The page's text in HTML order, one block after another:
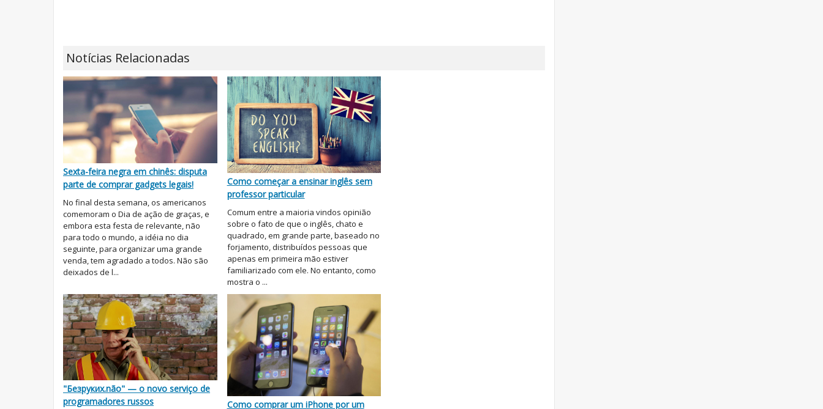
Notícias Relacionadas
Sexta-feira negra em chinês: disputa
parte de comprar gadgets legais!
No final desta semana, os americanos
comemoram o Dia de ação de graças, e
embora esta festa de relevante, não
para todo o mundo, a idéia no dia
seguinte, para organizar uma grande
venda, tem agradado a todos. Não são
deixados de l...
Como começar a ensinar inglês sem
professor particular
Comum entre a maioria vindos opinião
sobre o fato de que o inglês, chato e
quadrado, em grande parte, baseado no
forjamento, distribuídos pessoas que
apenas em primeira mão estiver
familiarizado com ele. No entanto, como
mostra o ...
"Безруких.não" — o novo serviço de
programadores russos
Como comprar um iPhone por um